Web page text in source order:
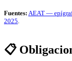
Fuentes: AEAT —
2025
📋